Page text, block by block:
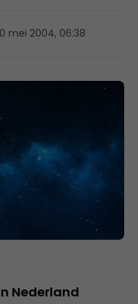
mei 2004, 06:38
Nederland